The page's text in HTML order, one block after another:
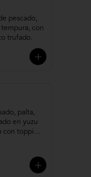
pescado,
con
trufado.
palta,
en yuzu
con topping